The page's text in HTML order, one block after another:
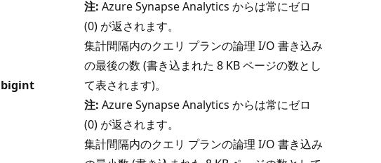
注: Azure Synapse Analytics からは常にゼロ
(0) が返されます。
bigint
集計間隔内のクエリ プランの論理 I/O 書き込み
の最後の数 (書き込まれた 8 KB ページの数とし
て表されます)。
注: Azure Synapse Analytics からは常にゼロ
(0) が返されます。
集計間隔内のクエリ プランの論理 I/O 書き込み